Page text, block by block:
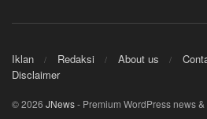
Iklan Redaksi About us
Disclaimer
© 2026 JNews- Premium WordPress news